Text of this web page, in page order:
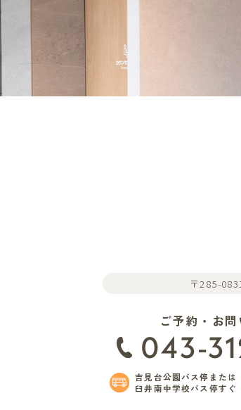
〒285-
ご予約・お
043-
吉見台公園バス停または
臼井南中学校バス停すぐ